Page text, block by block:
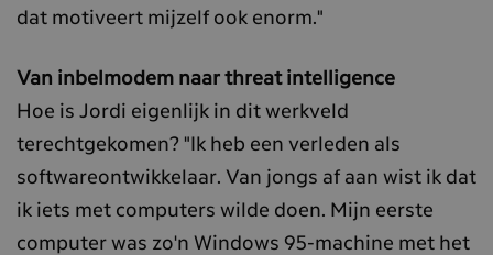
dat motiveert mijzelf ook enorm."
Van inbelmodem naar threat intelligence
Hoe is Jordi eigenlijk in dit werkveld
terechtgekomen? "Ik heb een verleden als
softwareontwikkelaar. Van jongs af aan wist ik dat
ik iets met computers wilde doen. Mijn eerste
computer was zo'n Windows 95-machine met het